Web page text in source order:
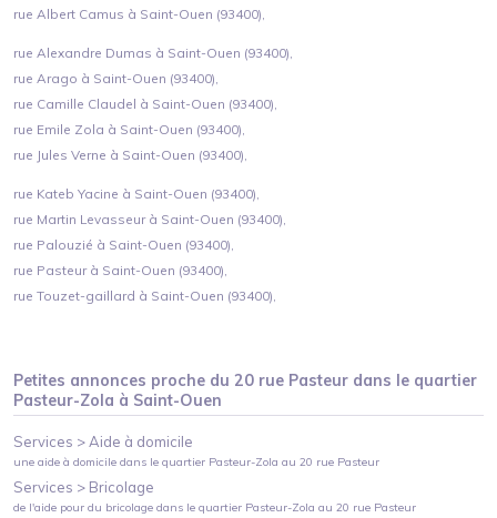
rue Albert Camus à Saint-Ouen (93400),
rue Alexandre Dumas à Saint-Ouen (93400),
rue Arago à Saint-Ouen (93400),
rue Camille Claudel à Saint-Ouen (93400),
rue Emile Zola à Saint-Ouen (93400),
rue Jules Verne à Saint-Ouen (93400),
rue Kateb Yacine à Saint-Ouen (93400),
rue Martin Levasseur à Saint-Ouen (93400),
rue Palouzié à Saint-Ouen (93400),
rue Pasteur à Saint-Ouen (93400),
rue Touzet-gaillard à Saint-Ouen (93400),
Petites annonces proche du 20 rue Pasteur dans le quartier
Pasteur-Zola à Saint-Ouen
Services > Aide à domicile
une aide à domicile dans le quartier Pasteur-Zola au 20 rue Pasteur
Services > Bricolage
de l'aide pour du bricolage dans le quartier Pasteur-Zola au 20 rue Pasteur